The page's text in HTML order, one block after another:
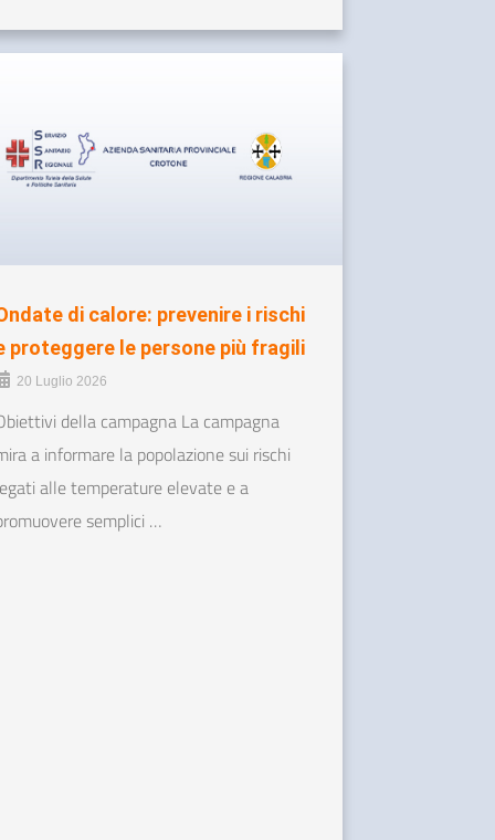
di calore: prevenire i rischi
proteggere le persone più fragili
20 Luglio 2026
della campagna La campagna
a informare la popolazione sui rischi
alle temperature elevate e a
semplici …